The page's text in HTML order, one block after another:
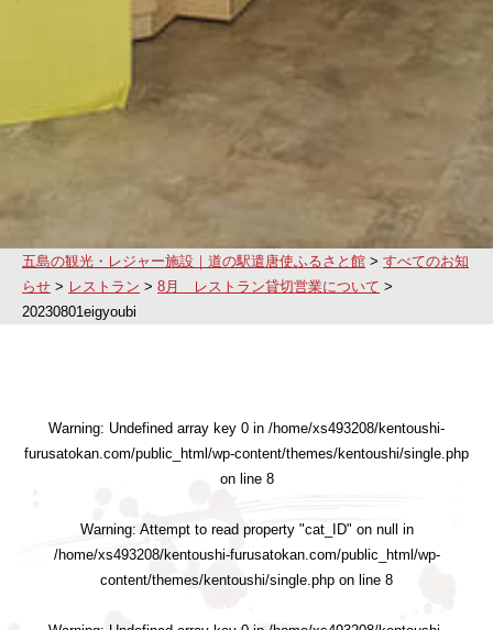
五島の観光・レジャー施設｜道の駅遣唐使ふるさと館 > すべてのお知
らせ > レストラン > 8月 レストラン貸切営業について >
20230801eigyoubi
Warning: Undefined array key 0 in /home/xs493208/kentoushi-
furusatokan.com/public_html/wp-content/themes/kentoushi/single.php
on line 8
Warning: Attempt to read property "cat_ID" on null in
/home/xs493208/kentoushi-furusatokan.com/public_html/wp-
content/themes/kentoushi/single.php on line 8